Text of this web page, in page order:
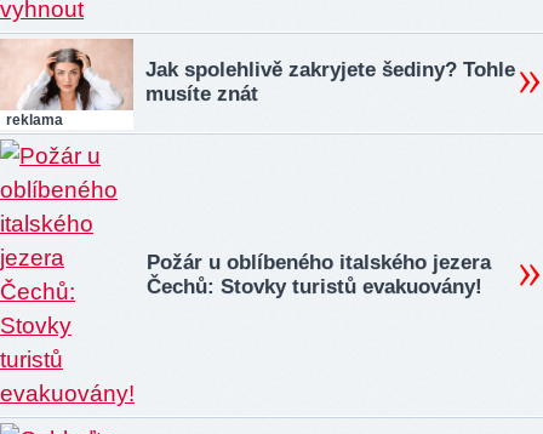
reklama
Jak spolehlivě zakryjete šediny? Tohle
musíte znát
Požár u oblíbeného italského jezera
Čechů: Stovky turistů evakuovány!